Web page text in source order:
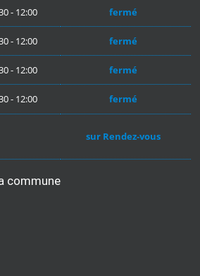
- 12:00 fermé
- 12:00 fermé
- 12:00 fermé
- 12:00 fermé
sur Rendez-vous
commune